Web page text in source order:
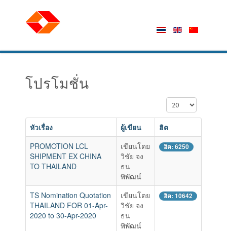
โปรโมชั่น
แสดง #
หัวเรื่อง ผู้เขียน
ฮิต
PROMOTION LCL
SHIPMENT EX CHINA
TO THAILAND
เขียนโดย
วิชัย จง
ธน
พิพัฒน์
ฮิต: 6250
TS Nomination Quotation
THAILAND FOR 01-Apr-
2020 to 30-Apr-2020
เขียนโดย
วิชัย จง
ธน
พิพัฒน์
ฮิต: 10642